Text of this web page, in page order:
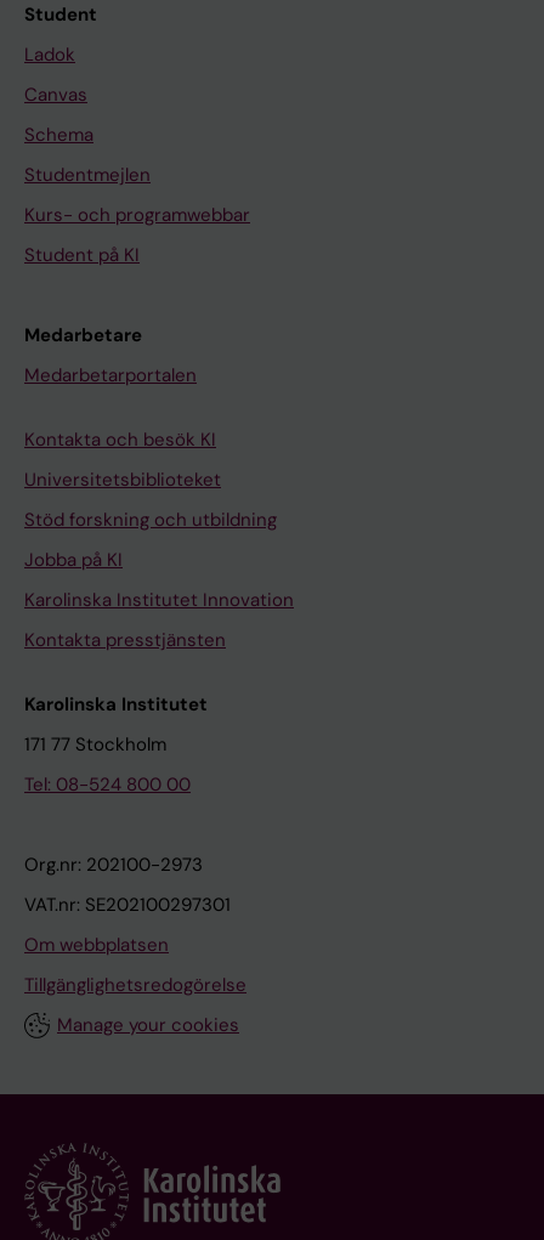
Student
Ladok
Canvas
Schema
Studentmejlen
Kurs- och programwebbar
Student på KI
Medarbetare
Medarbetarportalen
Kontakta och besök KI
Universitetsbiblioteket
Stöd forskning och utbildning
Jobba på KI
Karolinska Institutet Innovation
Kontakta presstjänsten
Karolinska Institutet
171 77 Stockholm
Tel: 08-524 800 00
Org.nr: 202100-2973
VAT.nr: SE202100297301
Om webbplatsen
Tillgänglighetsredogörelse
Manage your cookies